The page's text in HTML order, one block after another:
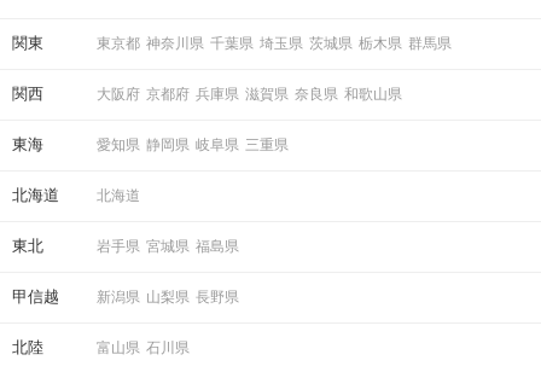
関東 東京都 神奈川県 千葉県 埼玉県 茨城県 栃木県 群馬県
関西 大阪府 京都府 兵庫県 滋賀県 奈良県 和歌山県
東海 愛知県 静岡県 岐阜県 三重県
北海道 北海道
東北 岩手県 宮城県 福島県
甲信越 新潟県 山梨県 長野県
北陸 富山県 石川県